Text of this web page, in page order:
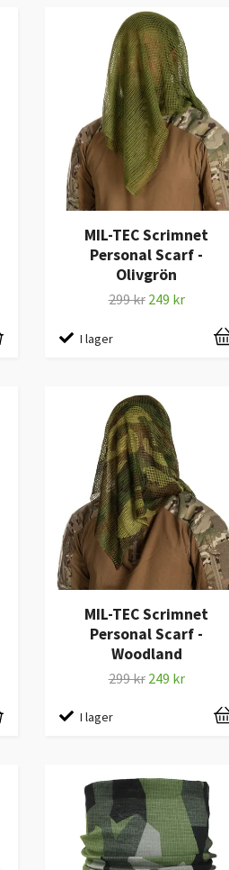
MIL-TEC Scrimnet
Personal Scarf -
Olivgrön
299 kr 249 kr
I lager
MIL-TEC Scrimnet
Personal Scarf -
Woodland
299 kr 249 kr
I lager